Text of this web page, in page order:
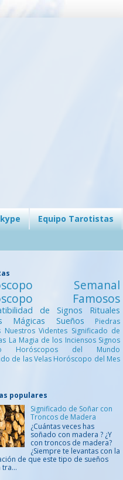
Equipo Tarotistas
Semanal
Famosos
de Signos Rituales
Mágicas Sueños
Piedras
Nuestros Videntes Significado de
La Magia de los Inciensos Signos
Horóscopos del Mundo
de las Velas Horóscopo del Mes
populares
Significado de Soñar con
Troncos de Madera
¿Cuántas veces has
soñado con madera ? ¿Y
con troncos de madera?
¿Siempre te levantas con la
de que este tipo de sueños
tra...